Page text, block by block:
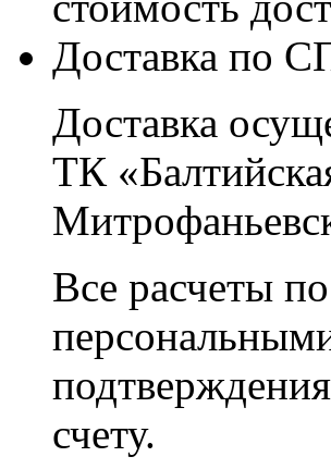
Доставка по
Доставка
ТК
Все расчеты
счету.